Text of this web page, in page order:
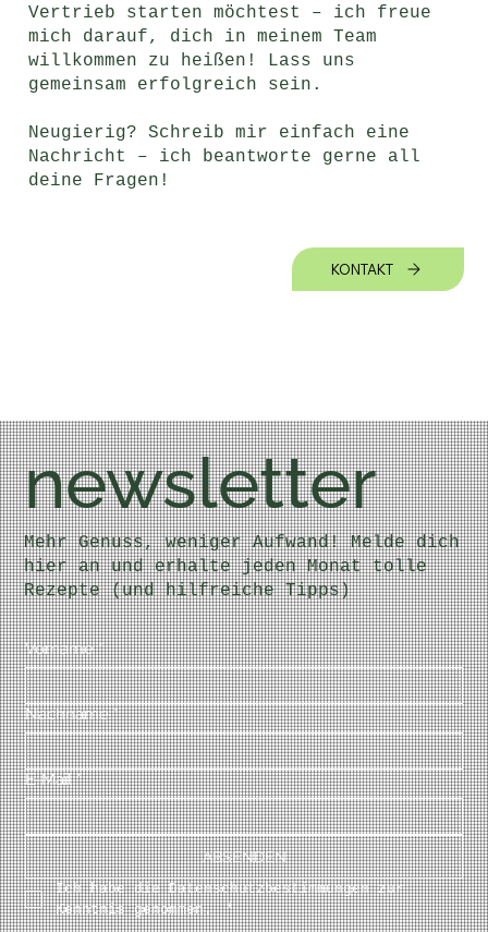
Vertrieb starten möchtest – ich freue
mich darauf, dich in meinem Team
willkommen zu heißen! Lass uns
gemeinsam erfolgreich sein.
Neugierig? Schreib mir einfach eine
Nachricht – ich beantworte gerne all
deine Fragen!
KONTAKT
newsletter
Mehr Genuss, weniger Aufwand! Melde dich
hier an und erhalte jeden Monat tolle
Rezepte (und hilfreiche Tipps)
Vorname *
Nachname *
E-Mail *
ABSENDEN
Ich habe die Datenschutzbestimmungen zur
Kenntnis genommen. *